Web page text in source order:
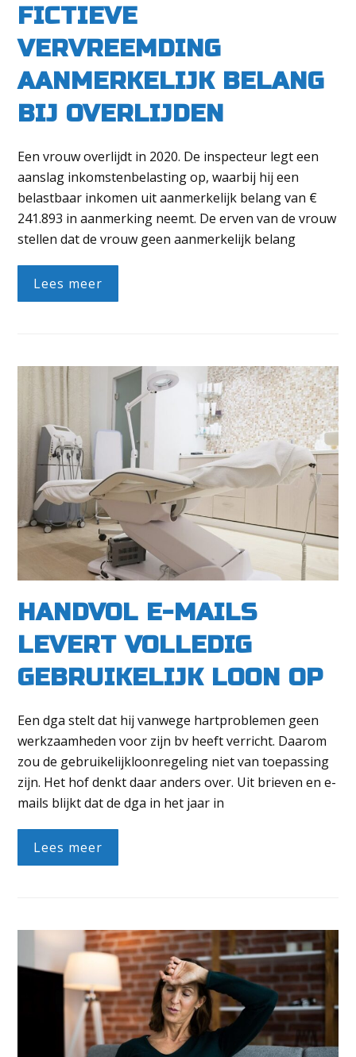
FICTIEVE
VERVREEMDING
AANMERKELIJK BELANG
BIJ OVERLIJDEN
Een vrouw overlijdt in 2020. De inspecteur legt een
aanslag inkomstenbelasting op, waarbij hij een
belastbaar inkomen uit aanmerkelijk belang van €
241.893 in aanmerking neemt. De erven van de vrouw
stellen dat de vrouw geen aanmerkelijk belang
Lees meer
HANDVOL E-MAILS
LEVERT VOLLEDIG
GEBRUIKELIJK LOON OP
Een dga stelt dat hij vanwege hartproblemen geen
werkzaamheden voor zijn bv heeft verricht. Daarom
zou de gebruikelijkloonregeling niet van toepassing
zijn. Het hof denkt daar anders over. Uit brieven en e-
mails blijkt dat de dga in het jaar in
Lees meer